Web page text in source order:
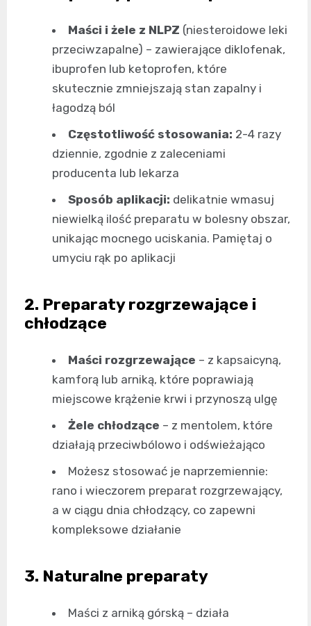
Maści i żele z NLPZ (niesteroidowe leki
przeciwzapalne) – zawierające diklofenak,
ibuprofen lub ketoprofen, które
skutecznie zmniejszają stan zapalny i
łagodzą ból
Częstotliwość stosowania: 2-4 razy
dziennie, zgodnie z zaleceniami
producenta lub lekarza
Sposób aplikacji: delikatnie wmasuj
niewielką ilość preparatu w bolesny obszar,
unikając mocnego uciskania. Pamiętaj o
umyciu rąk po aplikacji
2. Preparaty rozgrzewające i
chłodzące
Maści rozgrzewające – z kapsaicyną,
kamforą lub arniką, które poprawiają
miejscowe krążenie krwi i przynoszą ulgę
Żele chłodzące – z mentolem, które
działają przeciwbólowo i odświeżająco
Możesz stosować je naprzemiennie:
rano i wieczorem preparat rozgrzewający,
a w ciągu dnia chłodzący, co zapewni
kompleksowe działanie
3. Naturalne preparaty
Maści z arniką górską – działa